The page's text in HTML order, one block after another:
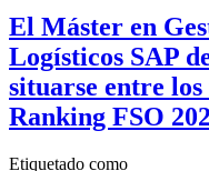
El Máster en
Logísticos SAP
situarse entre
Ranking FSO
Etiquetado como